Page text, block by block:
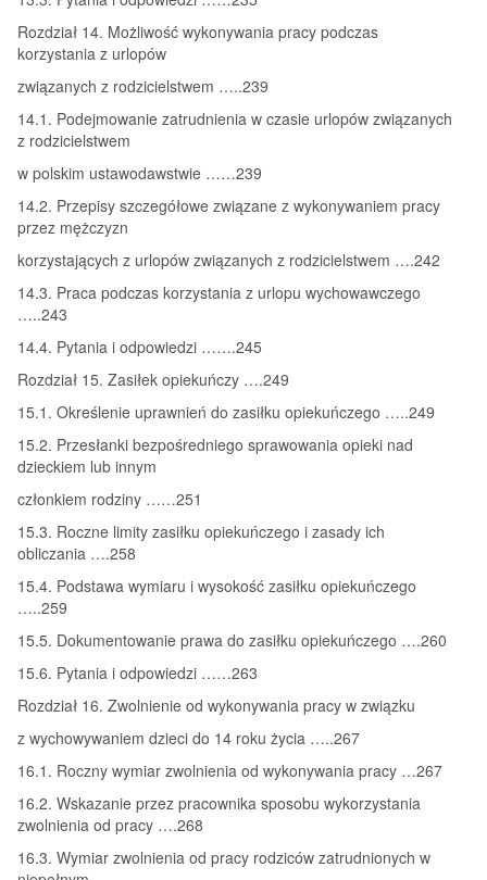
Rozdział 14. Możliwość wykonywania pracy podczas
korzystania z urlopów
związanych z rodzicielstwem …..239
14.1. Podejmowanie zatrudnienia w czasie urlopów związanych
z rodzicielstwem
w polskim ustawodawstwie ……239
14.2. Przepisy szczegółowe związane z wykonywaniem pracy
przez mężczyzn
korzystających z urlopów związanych z rodzicielstwem ….242
14.3. Praca podczas korzystania z urlopu wychowawczego
…..243
14.4. Pytania i odpowiedzi …….245
Rozdział 15. Zasiłek opiekuńczy ….249
15.1. Określenie uprawnień do zasiłku opiekuńczego …..249
15.2. Przesłanki bezpośredniego sprawowania opieki nad
dzieckiem lub innym
członkiem rodziny ……251
15.3. Roczne limity zasiłku opiekuńczego i zasady ich
obliczania ….258
15.4. Podstawa wymiaru i wysokość zasiłku opiekuńczego
…..259
15.5. Dokumentowanie prawa do zasiłku opiekuńczego ….260
15.6. Pytania i odpowiedzi ……263
Rozdział 16. Zwolnienie od wykonywania pracy w związku
z wychowywaniem dzieci do 14 roku życia …..267
16.1. Roczny wymiar zwolnienia od wykonywania pracy …267
16.2. Wskazanie przez pracownika sposobu wykorzystania
zwolnienia od pracy ….268
16.3. Wymiar zwolnienia od pracy rodziców zatrudnionych w